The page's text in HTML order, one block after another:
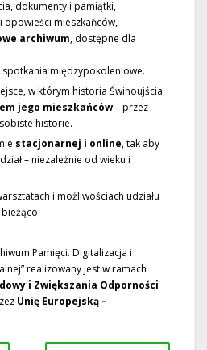
dokumenty i pamiątki,
opowieści mieszkańców,
archiwum, dostępne dla
międzypokoleniowe.
w którym historia Świnoujścia
jego mieszkańców– przez
historie.
stacjonarnej i online, tak aby
– niezależnie od wieku i
i możliwościach udziału
Pamięci. Digitalizacja i
realizowany jest w ramach
i Zwiększania Odporności
Unię Europejską –